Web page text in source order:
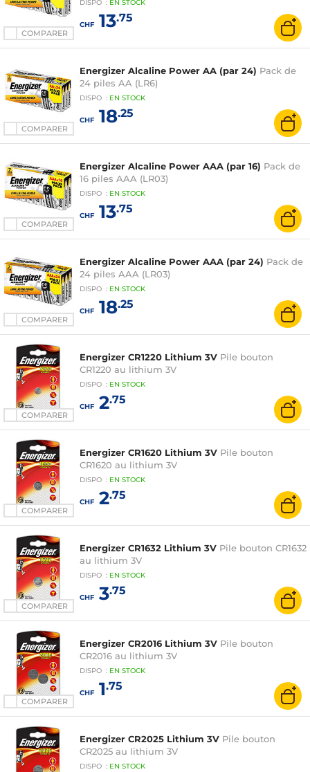
COMPARER
DISPO : EN STOCK
CHF13.75
COMPARER
Energizer Alcaline Power AA (par 24) Pack de
24 piles AA (LR6)
DISPO : EN STOCK
CHF18.25
COMPARER
Energizer Alcaline Power AAA (par 16) Pack de
16 piles AAA (LR03)
DISPO : EN STOCK
CHF13.75
COMPARER
Energizer Alcaline Power AAA (par 24) Pack de
24 piles AAA (LR03)
DISPO : EN STOCK
CHF18.25
COMPARER
Energizer CR1220 Lithium 3V Pile bouton
CR1220 au lithium 3V
DISPO : EN STOCK
CHF2.75
COMPARER
Energizer CR1620 Lithium 3V Pile bouton
CR1620 au lithium 3V
DISPO : EN STOCK
CHF2.75
COMPARER
Energizer CR1632 Lithium 3V Pile bouton CR1632
au lithium 3V
DISPO : EN STOCK
CHF3.75
COMPARER
Energizer CR2016 Lithium 3V Pile bouton
CR2016 au lithium 3V
DISPO : EN STOCK
CHF1.75
Energizer CR2025 Lithium 3V Pile bouton
CR2025 au lithium 3V
DISPO : EN STOCK